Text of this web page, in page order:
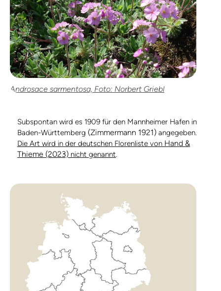
Androsace sarmentosa, Foto: Norbert Griebl
Subspontan wird es 1909 für den Mannheimer Hafen in
Baden-Württemberg (Zimmermann 1921) angegeben.
Die Art wird in der deutschen Florenliste von Hand &
Thieme (2023) nicht genannt.